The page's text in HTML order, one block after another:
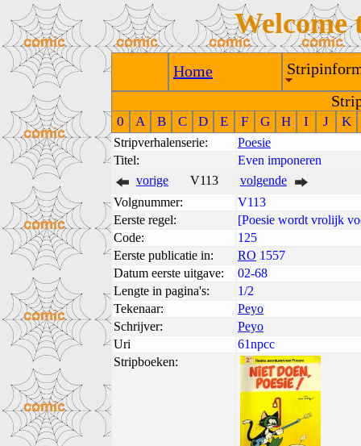
Welcome
Home
0 A B C D E F G H I J K
Stripverhalenserie:
Poesie
Titel:
Even imponeren
vorige
V113
volgende
Volgnummer:
V113
Eerste regel:
[Poesie wordt vrolijk
Code:
125
Eerste publicatie in:
RO 1557
Datum eerste uitgave:
02-68
Lengte in pagina's:
1/2
Tekenaar:
Peyo
Schrijver:
Peyo
Uri
61npcc
Stripboeken: